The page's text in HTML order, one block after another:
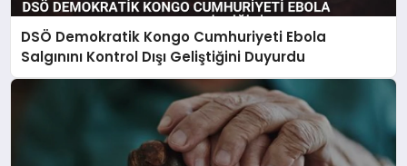
DSÖ Demokratik Kongo Cumhuriyeti Ebola
Salgınını Kontrol Dışı Geliştiğini Duyurdu